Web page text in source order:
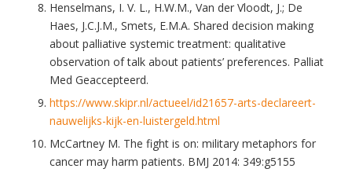
Henselmans, I. V. L., H.W.M., Van der Vloodt, J.; De
Haes, J.C.J.M., Smets, E.M.A. Shared decision making
about palliative systemic treatment: qualitative
observation of talk about patients’ preferences. Palliat
Med Geaccepteerd.
https://www.skipr.nl/actueel/id21657-arts-declareert-
nauwelijks-kijk-en-luistergeld.html
McCartney M. The fight is on: military metaphors for
cancer may harm patients. BMJ 2014: 349:g5155